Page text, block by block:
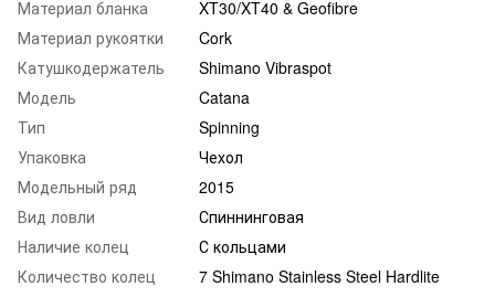
Материал бланка
XT30/XT40 & Geofibre
Материал рукоятки
Cork
Катушкодержатель
Shimano Vibraspot
Модель
Catana
Тип
Spinning
Упаковка
Чехол
Модельный ряд
2015
Вид ловли
Спиннинговая
Наличие колец
С кольцами
Количество колец
7 Shimano Stainless Steel Hardlite